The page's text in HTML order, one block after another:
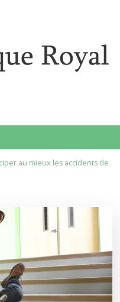
au mieux les accidents de